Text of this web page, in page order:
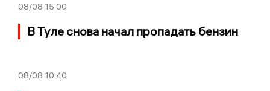
08/08 15:00
В Туле снова начал пропадать бензин
08/08 10:40